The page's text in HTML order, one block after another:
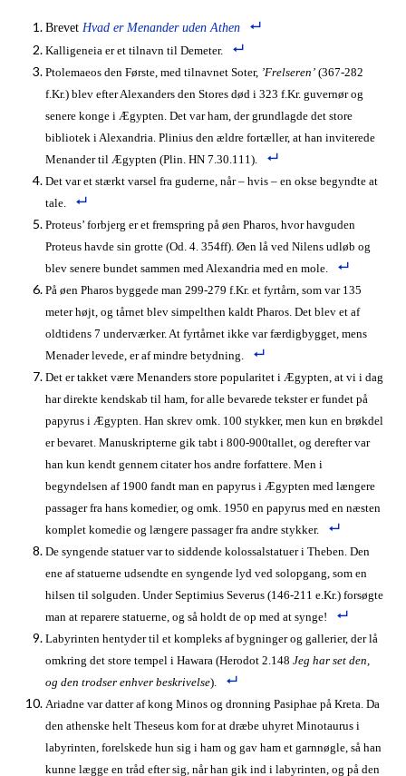
Brevet Hvad er Menander uden Athen
Kalligeneia er et tilnavn til Demeter.
Ptolemaeos den Første, med tilnavnet Soter, ’Frelseren’(367-282
f.Kr.) blev efter Alexanders den Stores død i 323 f.Kr. guvernør og
senere konge i Ægypten. Det var ham, der grundlagde det store
bibliotek i Alexandria. Plinius den ældre fortæller, at han inviterede
Menander til Ægypten (Plin. HN 7.30.111).
Det var et stærkt varsel fra guderne, når – hvis – en okse begyndte at
tale.
Proteus’ forbjerg er et fremspring på øen Pharos, hvor havguden
Proteus havde sin grotte (Od. 4. 354ff). Øen lå ved Nilens udløb og
blev senere bundet sammen med Alexandria med en mole.
På øen Pharos byggede man 299-279 f.Kr. et fyrtårn, som var 135
meter højt, og tårnet blev simpelthen kaldt Pharos. Det blev et af
oldtidens 7 underværker. At fyrtårnet ikke var færdigbygget, mens
Menader levede, er af mindre betydning.
Det er takket være Menanders store popularitet i Ægypten, at vi i dag
har direkte kendskab til ham, for alle bevarede tekster er fundet på
papyrus i Ægypten. Han skrev omk. 100 stykker, men kun en brøkdel
er bevaret. Manuskripterne gik tabt i 800-900tallet, og derefter var
han kun kendt gennem citater hos andre forfattere. Men i
begyndelsen af 1900 fandt man en papyrus i Ægypten med længere
passager fra hans komedier, og omk. 1950 en papyrus med en næsten
komplet komedie og længere passager fra andre stykker.
De syngende statuer var to siddende kolossalstatuer i Theben. Den
ene af statuerne udsendte en syngende lyd ved solopgang, som en
hilsen til solguden. Under Septimius Severus (146-211 e.Kr.) forsøgte
man at reparere statuerne, og så holdt de op med at synge!
Labyrinten hentyder til et kompleks af bygninger og gallerier, der lå
omkring det store tempel i Hawara (Herodot 2.148 Jeg har set den,
og den trodser enhver beskrivelse).
Ariadne var datter af kong Minos og dronning Pasiphae på Kreta. Da
den athenske helt Theseus kom for at dræbe uhyret Minotaurus i
labyrinten, forelskede hun sig i ham og gav ham et garnnøgle, så han
kunne lægge en tråd efter sig, når han gik ind i labyrinten, og på den